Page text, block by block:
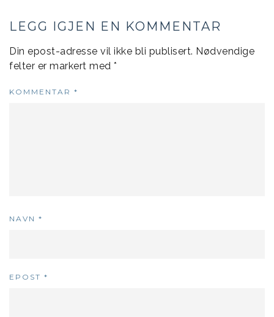
LEGG IGJEN EN KOMMENTAR
Din epost-adresse vil ikke bli publisert. Nødvendige
felter er markert med *
KOMMENTAR *
NAVN *
EPOST *